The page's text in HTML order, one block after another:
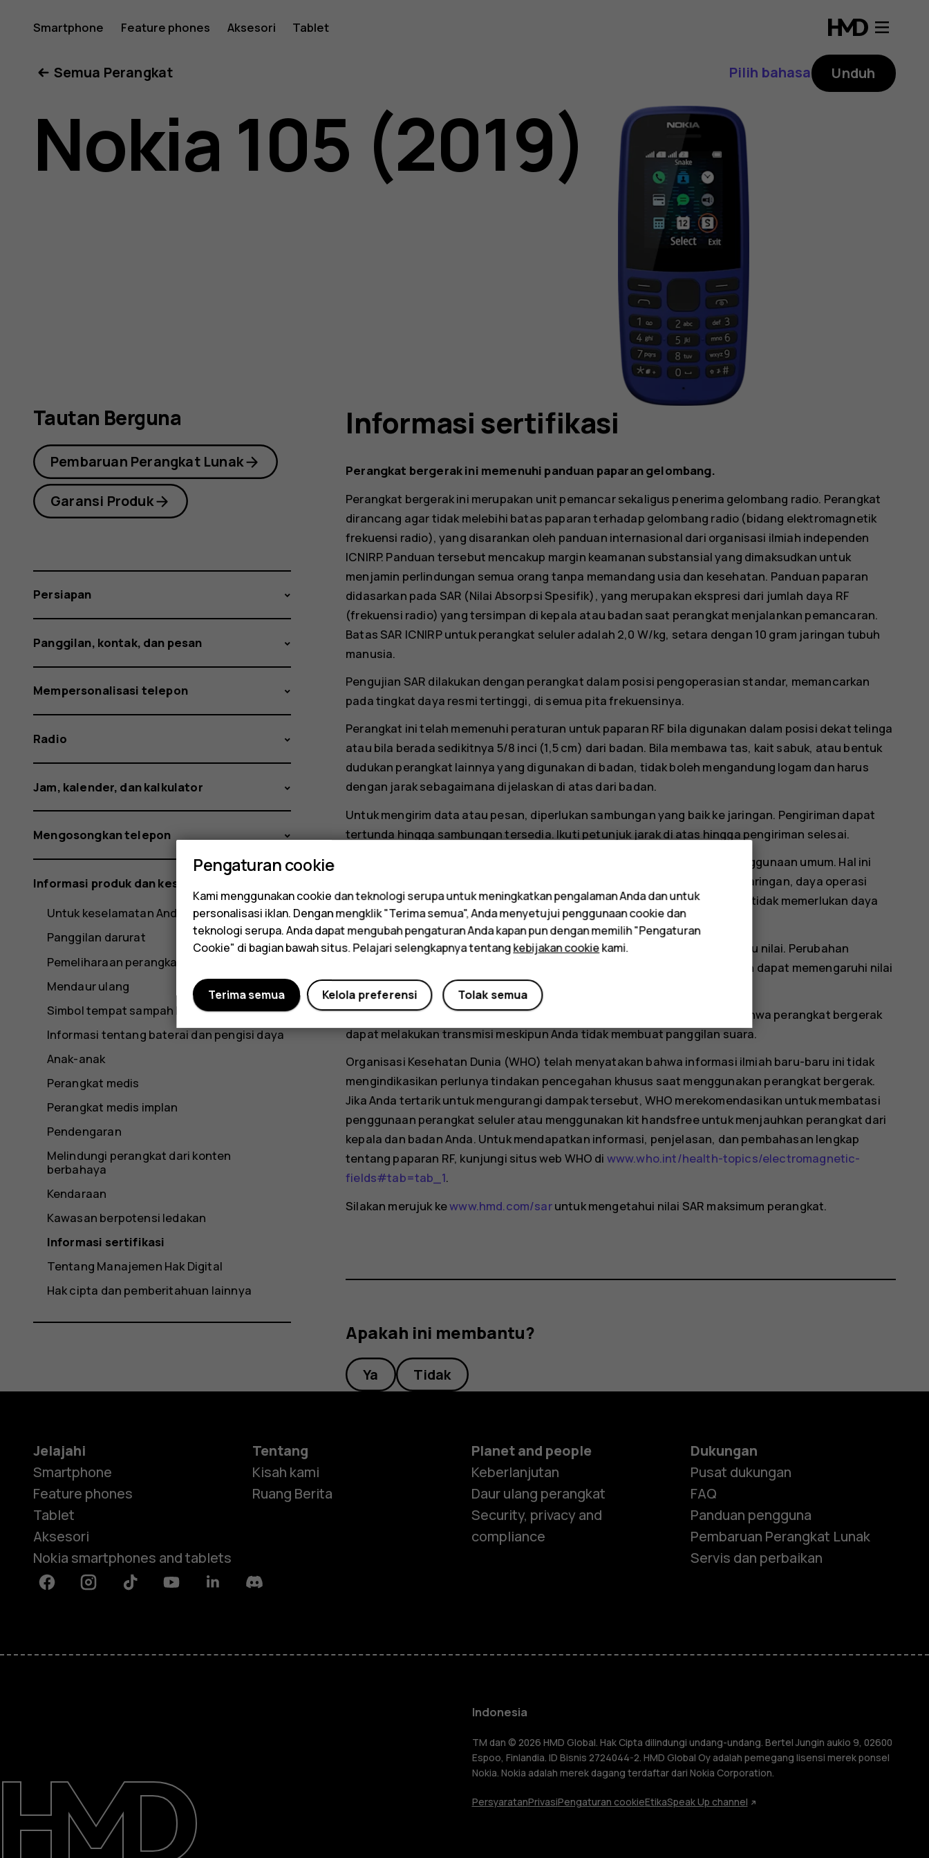
Buku
petunjuk
Nokia
Smartphone Feature phones Aksesori Tablet
Smartphone
Feature phones
Aksesori
Tablet
Dukungan
Indonesia
Semua Perangkat Pilih bahasa Unduh
Nokia 105 (2019)
Informasi sertifikasi
Perangkat bergerak ini memenuhi panduan paparan gelombang.
Perangkat bergerak ini merupakan unit pemancar sekaligus penerima gelombang radio. Perangkat
dirancang agar tidak melebihi batas paparan terhadap gelombang radio (bidang elektromagnetik
frekuensi radio), yang disarankan oleh panduan internasional dari organisasi ilmiah independen
ICNIRP. Panduan tersebut mencakup margin keamanan substansial yang dimaksudkan untuk
menjamin perlindungan semua orang tanpa memandang usia dan kesehatan. Panduan paparan
didasarkan pada SAR (Nilai Absorpsi Spesifik), yang merupakan ekspresi dari jumlah daya RF
(frekuensi radio) yang tersimpan di kepala atau badan saat perangkat menjalankan pemancaran.
Batas SAR ICNIRP untuk perangkat seluler adalah 2,0 W/kg, setara dengan 10 gram jaringan tubuh
manusia.
Pengujian SAR dilakukan dengan perangkat dalam posisi pengoperasian standar, memancarkan
pada tingkat daya resmi tertinggi, di semua pita frekuensinya.
Perangkat ini telah memenuhi peraturan untuk paparan RF bila digunakan dalam posisi dekat telinga
atau bila berada sedikitnya 5/8 inci (1,5 cm) dari badan. Bila membawa tas, kait sabuk, atau bentuk
dudukan perangkat lainnya yang digunakan di badan, tidak boleh mengandung logam dan harus
dengan jarak sebagaimana dijelaskan di atas dari badan.
Untuk mengirim data atau pesan, diperlukan sambungan yang baik ke jaringan. Pengiriman dapat
tertunda hingga sambungan tersedia. Ikuti petunjuk jarak di atas hingga pengiriman selesai.
Nilai SAR biasanya jauh di bawah nilai yang disebutkan di atas selama penggunaan umum. Hal ini
karena, untuk tujuan efisiensi sistem dan meminimalkan gangguan pada jaringan, daya operasi
perangkat ponsel Anda secara otomatis akan diturunkan ketika panggilan tidak memerlukan daya
penuh. Semakin rendah output daya, maka akan semakin rendah nilai SAR.
Model perangkat ini mungkin memiliki versi yang berbeda dan lebih dari satu nilai. Perubahan
komponen dan desain dapat terjadi seiring waktu dan sejumlah perubahan dapat memengaruhi nilai
SAR.
Untuk informasi selengkapnya, kunjungi
. Perhatikan bahwa perangkat bergerak
dapat melakukan transmisi meskipun Anda tidak membuat panggilan suara.
Organisasi Kesehatan Dunia (WHO) telah menyatakan bahwa informasi ilmiah baru-baru ini tidak
mengindikasikan perlunya tindakan pencegahan khusus saat menggunakan perangkat bergerak.
Jika Anda tertarik untuk mengurangi dampak tersebut, WHO merekomendasikan untuk membatasi
penggunaan perangkat seluler atau menggunakan kit handsfree untuk menjauhkan perangkat dari
kepala dan badan Anda. Untuk mendapatkan informasi, penjelasan, dan pembahasan lengkap
tentang paparan RF, kunjungi situs web WHO di www.who.int/health-topics/electromagnetic-
fields#tab=tab_1.
Silakan merujuk kewww.hmd.com/saruntuk mengetahui nilai SAR maksimum perangkat.
Apakah ini membantu?
Ya Tidak
Tautan Berguna
Pembaruan Perangkat Lunak
Garansi Produk
Persiapan
Panggilan, kontak, dan pesan
Mempersonalisasi telepon
Radio
Jam, kalender, dan kalkulator
Mengosongkan telepon
Informasi produk dan keselamatan
Untuk keselamatan Anda
Panggilan darurat
Pemeliharaan perangkat
Mendaur ulang
Simbol tempat sampah bertanda silang
Informasi tentang baterai dan pengisi daya
Anak-anak
Perangkat medis
Perangkat medis implan
Pendengaran
Melindungi perangkat dari konten
berbahaya
Kendaraan
Kawasan berpotensi ledakan
Informasi sertifikasi
Tentang Manajemen Hak Digital
Hak cipta dan pemberitahuan lainnya
Jelajahi
Smartphone
Feature phones
Tablet
Aksesori
Nokia smartphones and tablets
Tentang
Kisah kami
Ruang Berita
Planet and people
Keberlanjutan
Daur ulang perangkat
Security, privacy and
compliance
Dukungan
Pusat dukungan
FAQ
Panduan pengguna
Pembaruan Perangkat Lunak
Servis dan perbaikan
FacebookInstagramTiktok YoutubeLinkedinDiscord
Indonesia
TM dan © 2026 HMD Global. Hak Cipta dilindungi undang-undang. Bertel Jungin aukio 9, 02600
Espoo, Finlandia. ID Bisnis 2724044-2. HMD Global Oy adalah pemegang lisensi merek ponsel
Nokia. Nokia adalah merek dagang terdaftar dari Nokia Corporation.
PersyaratanPrivasiPengaturan cookieEtikaSpeak Up channel
Pengaturan cookie
Kami menggunakan cookie dan teknologi serupa untuk meningkatkan pengalaman Anda dan untuk
personalisasi iklan. Dengan mengklik "Terima semua", Anda menyetujui penggunaan cookie dan
teknologi serupa. Anda dapat mengubah pengaturan Anda kapan pun dengan memilih "Pengaturan
Cookie" di bagian bawah situs. Pelajari selengkapnya tentangkebijakan cookiekami.
Tolak semua
Kelola preferensi
Terima semua